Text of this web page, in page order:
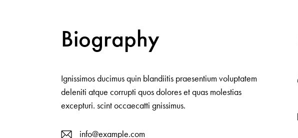
Biography
Ignissimos ducimus quin blandiitis praesentium voluptatem
deleniti atque corrupti quos dolores et quas molestias
excepturi. scint occaecatti gnissimus.
info@example.com